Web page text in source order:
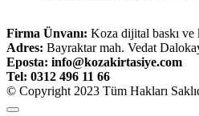
Firma Ünvanı: Koza dijital baskı ve
Adres: Bayraktar mah. Vedat
Eposta: info@kozakirtasiye.com
Tel: 0312 496 11 66
© Copyright 2023 Tüm Hakları